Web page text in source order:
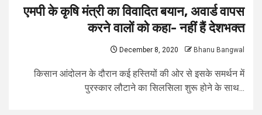
एमपी के कृषि मंत्री का विवादित बयान, अवार्ड वापस
करने वालों को कहा- नहीं हैं देशभक्त
December 8, 2020 Bhanu Bangwal
किसान आंदोलन के दौरान कई हस्तियों की ओर से इसके समर्थन में
पुरस्कार लौटाने का सिलसिला शुरू होने के साथ...